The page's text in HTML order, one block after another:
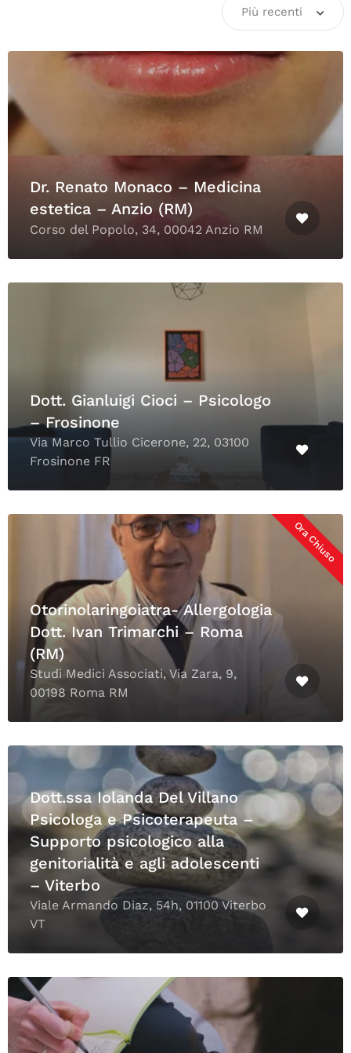
Più recenti
Dr. Renato Monaco – Medicina
estetica – Anzio (RM)
Corso del Popolo, 34, 00042 Anzio RM
Dott. Gianluigi Cioci – Psicologo
– Frosinone
Via Marco Tullio Cicerone, 22, 03100
Frosinone FR
Ora Chiuso
Otorinolaringoiatra- Allergologia
Dott. Ivan Trimarchi – Roma
(RM)
Studi Medici Associati, Via Zara, 9,
00198 Roma RM
Dott.ssa Iolanda Del Villano
Psicologa e Psicoterapeuta –
Supporto psicologico alla
genitorialità e agli adolescenti
– Viterbo
Viale Armando Diaz, 54h, 01100 Viterbo
VT